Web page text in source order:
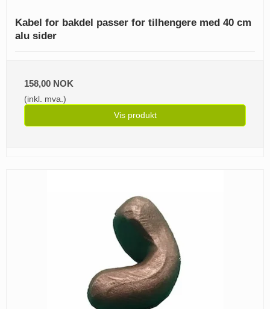
Kabel for bakdel passer for tilhengere med 40 cm
alu sider
158,00 NOK
(inkl. mva.)
Vis produkt